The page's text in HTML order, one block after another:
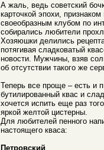
А жаль, ведь советский
карточкой эпохи,
своеобразным клубом по
собирались любители
Хозяюшки делились
потягивая сладковатый
новости. Мужчины, взяв
об отсутствии такого же
Теперь все проще – есть и
бутилированный квас и
хочется испить еще раз
яркой желтой цистерны.
Для любителей пенного
настоящего кваса:
Петровский